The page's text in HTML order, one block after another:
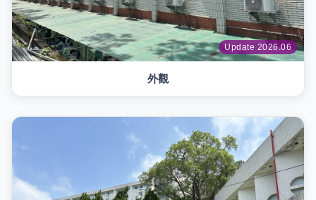
Update 2026.06
外觀